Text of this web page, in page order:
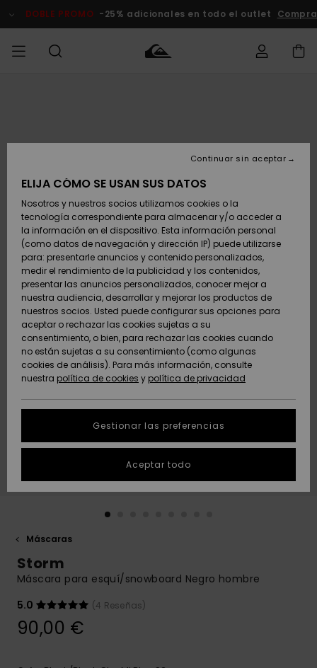
del
DOBLE PROMO -25% adicionales en todo el outlet
Zapatos y
chanclas
Surf
Snow
Novedades
Destacados
Zapatos y
chanclas
Surf
Snow
Novedades
Destacados
Destacados
Snow
SURF
Highlights
Comunidad
SNOW
Snow Niños
Tienda
Snow Mujer
Destacados
Comunidad
DOBLE
PROMO
Outlet
Mujer
AYUDA &
CONTACTO
Envio
Devoluciones
Pago
Tarjeta de
regalo
Quiksilver
Freedom
Protección de
datos
personales
Inicia una
conversación
respuestas a
las preguntas
nuestro
SOSTENIBILIDAD
Máscaras
Storm
Máscara para esquí/snowboard Negro hombre
5.0
(4 Reseñas)
90,00 €
ELIJA CÓMO SE USAN SUS DATOS
Nosotros y nuestros socios utilizamos cookies o la
tecnología correspondiente para almacenar y/o acceder a
la información en el dispositivo. Esta información personal
(como datos de navegación y dirección IP) puede utilizarse
para: presentarle anuncios y contenido personalizados,
medir el rendimiento de la publicidad y los contenidos,
presentar las anuncios personalizados, conocer mejor a
nuestra audiencia, desarrollar y mejorar los productos de
nuestros socios. Usted puede configurar sus opciones para
aceptar o rechazar las cookies sujetas a su
consentimiento, o bien, para rechazar las cookies cuando
no están sujetas a su consentimiento (como algunas
cookies de análisis). Para más información, consulte
nuestra política de cookies y política de privacidad
Gestionar las preferencias
Continuar sin aceptar
Aceptar todo